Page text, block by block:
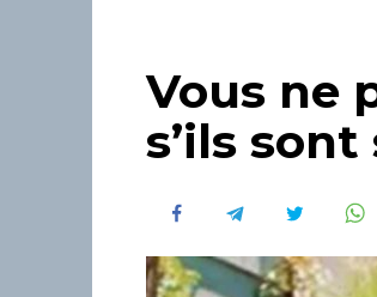
Vous ne
s’ils